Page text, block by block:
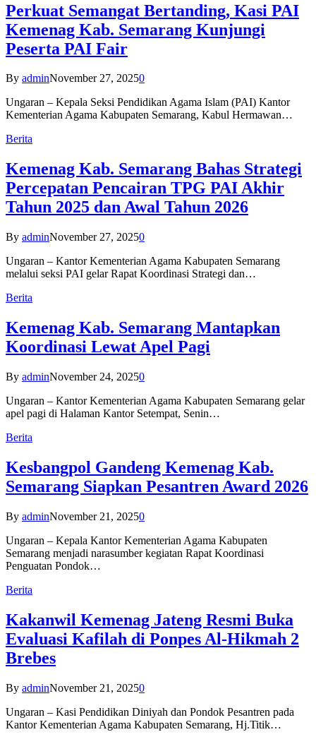
Perkuat Semangat Bertanding, Kasi PAI
Kemenag Kab. Semarang Kunjungi
Peserta PAI Fair
By adminNovember 27, 20250
Ungaran – Kepala Seksi Pendidikan Agama Islam (PAI) Kantor
Kementerian Agama Kabupaten Semarang, Kabul Hermawan…
Berita
Kemenag Kab. Semarang Bahas Strategi
Percepatan Pencairan TPG PAI Akhir
Tahun 2025 dan Awal Tahun 2026
By adminNovember 27, 20250
Ungaran – Kantor Kementerian Agama Kabupaten Semarang
melalui seksi PAI gelar Rapat Koordinasi Strategi dan…
Berita
Kemenag Kab. Semarang Mantapkan
Koordinasi Lewat Apel Pagi
By adminNovember 24, 20250
Ungaran – Kantor Kementerian Agama Kabupaten Semarang gelar
apel pagi di Halaman Kantor Setempat, Senin…
Berita
Kesbangpol Gandeng Kemenag Kab.
Semarang Siapkan Pesantren Award 2026
By adminNovember 21, 20250
Ungaran – Kepala Kantor Kementerian Agama Kabupaten
Semarang menjadi narasumber kegiatan Rapat Koordinasi
Penguatan Pondok…
Berita
Kakanwil Kemenag Jateng Resmi Buka
Evaluasi Kafilah di Ponpes Al-Hikmah 2
Brebes
By adminNovember 21, 20250
Ungaran – Kasi Pendidikan Diniyah dan Pondok Pesantren pada
Kantor Kementerian Agama Kabupaten Semarang, Hj.Titik…